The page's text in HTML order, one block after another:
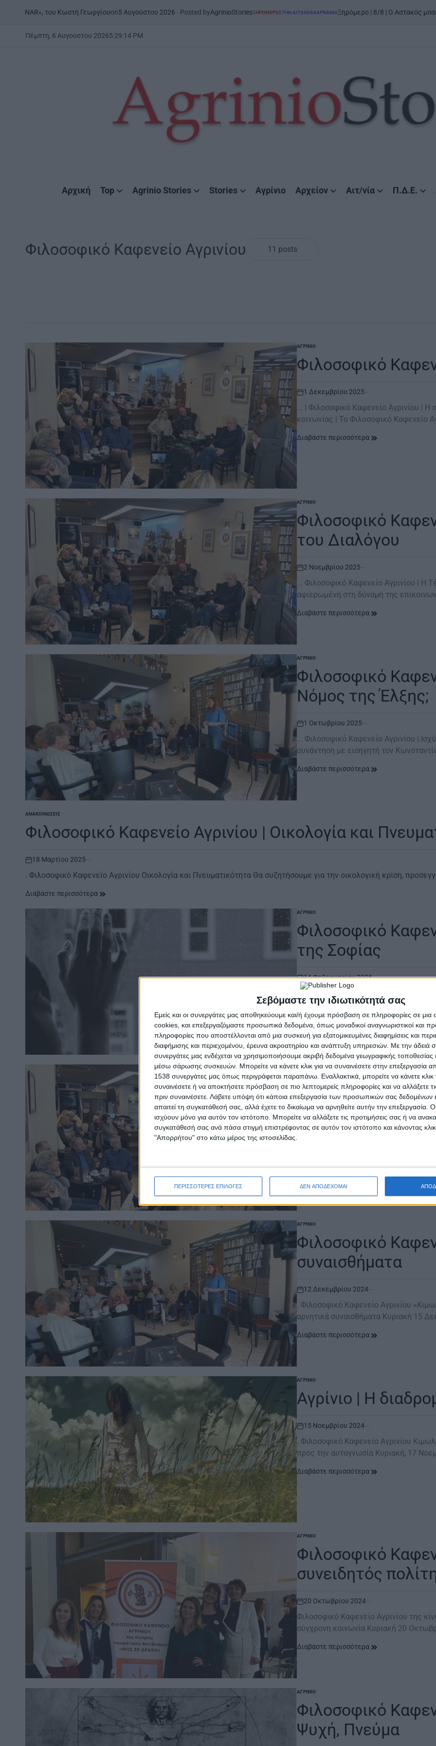
Σεβόμαστε την ιδιωτικότητά σας
Εμείς και οι συνεργάτες μας αποθηκεύουμε και/ή έχουμε πρόσβαση σε πληροφορίες σε
cookies, και επεξεργαζόμαστε προσωπικά δεδομένα, όπως μοναδικοί αναγνωριστικοί και
πληροφορίες που αποστέλλονται από μια συσκευή για εξατομικευμένες διαφημίσεις και
διαφήμισης και περιεχομένου, έρευνα ακροατηρίου και ανάπτυξη υπηρεσιών. Με την άδειά
συνεργάτες μας ενδέχεται να χρησιμοποιήσουμε ακριβή δεδομένα γεωγραφικής τοποθεσίας
μέσω σάρωσης συσκευών. Μπορείτε να κάνετε κλικ για να συναινέσετε στην επεξεργασία
1538 συνεργάτες μας όπως περιγράφεται παραπάνω. Εναλλακτικά, μπορείτε να κάνετε κλικ
συναινέσετε ή να αποκτήσετε πρόσβαση σε πιο λεπτομερείς πληροφορίες και να αλλάξετε
πριν συναινέσετε. Λάβετε υπόψη ότι κάποια επεξεργασία των προσωπικών σας δεδομένων
απαιτεί τη συγκατάθεσή σας, αλλά έχετε το δικαίωμα να αρνηθείτε αυτήν την επεξεργασία.
ισχύουν μόνο για αυτόν τον ιστότοπο. Μπορείτε να αλλάξετε τις προτιμήσεις σας ή να
συγκατάθεσή σας ανά πάσα στιγμή επιστρέφοντας σε αυτόν τον ιστότοπο και κάνοντας
"Απορρήτου" στο κάτω μέρος της ιστοσελίδας.
ΠΕΡΙΣΣΟΤΕΡΕΣ ΕΠΙΛΟΓΕΣ ΔΕΝ ΑΠΟΔΕΧΟΜΑΙ
Κωστή Γεωργίου on5 Αυγούστου 2026 Posted byAgrinioStoriesPOSTED
ΞΗΡΟΜΕΡΟΣΤΗΝ ΑΙΤΩΛΟΑΚΑΡΝΑΝΊΑΞηρόμερο | 8/8 | Ο Αστακός μπαίνει στον χορόon
Πέμπτη, 6 Αυγούστου 20265:29:16 PM
Αρχική Top Agrinio Stories Stories Αγρίνιο Αρχείον Αιτ/νία Π.Δ.Ε.
Φιλοσοφικό Καφενείο Αγρινίου 11 posts
POSTED
IN
ΑΓΡΊΝΙΟ
Φιλοσοφικό
on
1 Δεκεμβρίου 2025
... | Φιλοσοφικό Καφενείο Αγρινίου |
κοινωνίας | Το Φιλοσοφικό Καφενείο
Διαβάστε περισσότερα
POSTED
IN
ΑΓΡΊΝΙΟ
Φιλοσοφικό
του Διαλόγου
on
2 Νοεμβρίου 2025
... Φιλοσοφικό Καφενείο Αγρινίου | Η
αφιερωμένη στη δύναμη της
Διαβάστε περισσότερα
POSTED
ΑΓΡΊΝΙΟ
Φιλοσοφικό
Νόμος της Έλξης;
on
1 Οκτωβρίου 2025
... Φιλοσοφικό Καφενείο Αγρινίου |
συνάντηση με εισηγητή τον
Διαβάστε περισσότερα
POSTED
ΑΝΑΚΟΙΝΏΣΕΙΣ
Φιλοσοφικό Καφενείο Αγρινίου | Oικολογία και
on
18 Μαρτίου 2025
. Φιλοσοφικό Καφενείο Αγρινίου Oικολογία και Πνευματικότητα Θα συζητήσουμε για την οικολογική κρίση,
Διαβάστε περισσότερα
POSTED
ΑΓΡΊΝΙΟ
Φιλοσοφικό
της Σοφίας
on
14 Φεβρουαρίου 2025
. Φιλοσοφικό Καφενείο Αγρινίου Ο
2025 Το Φιλοσοφικό Καφενείο
Διαβάστε περισσότερα
IN
ΑΓΡΊΝΙΟ
Φιλοσοφικό
και μοναχικότητα
16 Ιανουαρίου 2025
. Φιλοσοφικό Καφενείο Αγρινίου
Διαβάστε περισσότερα
POSTED
ΑΓΡΊΝΙΟ
Φιλοσοφικό
συναισθήματα
on
12 Δεκεμβρίου 2024
. Φιλοσοφικό Καφενείο Αγρινίου
αρνητικά συναισθήματα Κυριακή 15
Διαβάστε περισσότερα
POSTED
ΑΓΡΊΝΙΟ
Αγρίνιο | Η
on
15 Νοεμβρίου 2024
. Φιλοσοφικό Καφενείο Αγρινίου
προς την αυτογνωσία Κυριακή, 17
Διαβάστε περισσότερα
POSTED
ΑΓΡΊΝΙΟ
Φιλοσοφικό
συνειδητός
on
20 Οκτωβρίου 2024
Φιλοσοφικό Καφενείο Αγρινίου της
σύγχρονη κοινωνία Κυριακή 20
Διαβάστε περισσότερα
POSTED
ΑΓΡΊΝΙΟ
Φιλοσοφικό
Ψυχή, Πνεύμα